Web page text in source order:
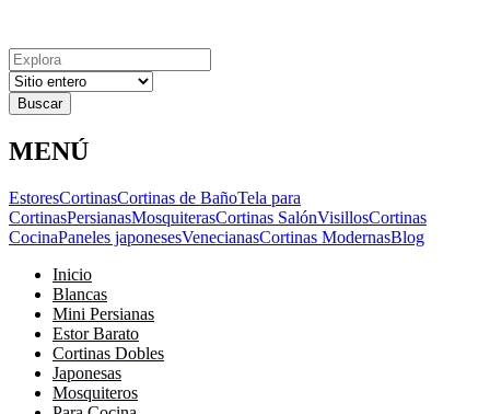
Resultados
para
MENÚ
EstoresCortinasCortinas de BañoTela para
CortinasPersianasMosquiterasCortinas SalónVisillosCortinas
CocinaPaneles japonesesVenecianasCortinas ModernasBlog
Inicio
Blancas
Mini Persianas
Estor Barato
Cortinas Dobles
Japonesas
Mosquiteros